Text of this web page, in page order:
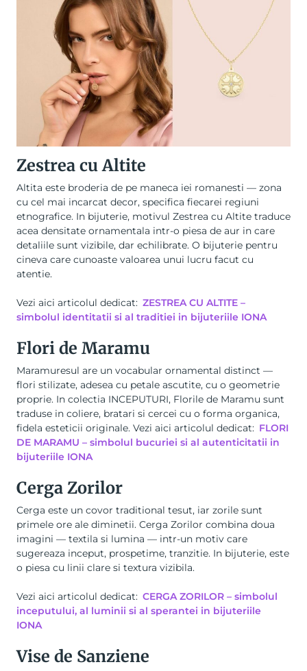
Zestrea cu Altite
Altita este broderia de pe maneca iei romanesti — zona
cu cel mai incarcat decor, specifica fiecarei regiuni
etnografice. In bijuterie, motivul Zestrea cu Altite traduce
acea densitate ornamentala intr-o piesa de aur in care
detaliile sunt vizibile, dar echilibrate. O bijuterie pentru
cineva care cunoaste valoarea unui lucru facut cu
atentie.
Vezi aici articolul dedicat: ZESTREA CU ALTITE –
simbolul identitatii si al traditiei in bijuteriile IONA
Flori de Maramu
Maramuresul are un vocabular ornamental distinct —
flori stilizate, adesea cu petale ascutite, cu o geometrie
proprie. In colectia INCEPUTURI, Florile de Maramu sunt
traduse in coliere, bratari si cercei cu o forma organica,
fidela esteticii originale. Vezi aici articolul dedicat: FLORI
DE MARAMU – simbolul bucuriei si al autenticitatii in
bijuteriile IONA
Cerga Zorilor
Cerga este un covor traditional tesut, iar zorile sunt
primele ore ale diminetii. Cerga Zorilor combina doua
imagini — textila si lumina — intr-un motiv care
sugereaza inceput, prospetime, tranzitie. In bijuterie, este
o piesa cu linii clare si textura vizibila.
Vezi aici articolul dedicat: CERGA ZORILOR – simbolul
inceputului, al luminii si al sperantei in bijuteriile
IONA
Vise de Sanziene